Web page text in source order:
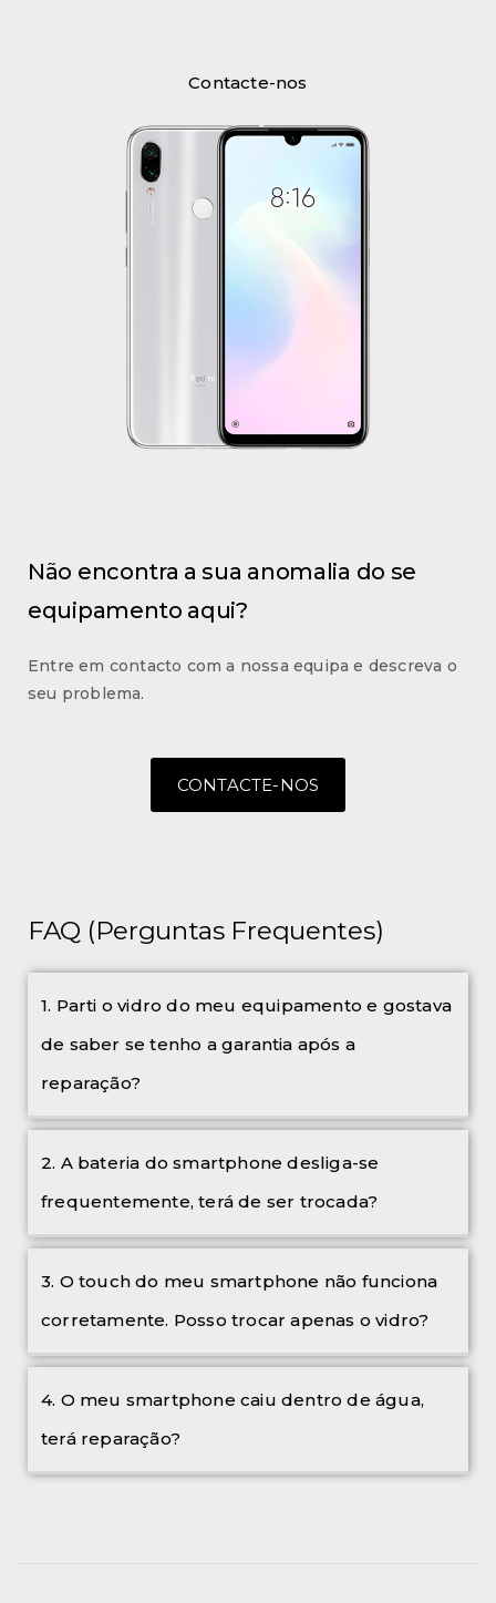
Contacte-nos
Não encontra a sua anomalia do se
equipamento aqui?
Entre em contacto com a nossa equipa e descreva o
seu problema.
CONTACTE-NOS
FAQ (Perguntas Frequentes)
1. Parti o vidro do meu equipamento e gostava
de saber se tenho a garantia após a
reparação?
2. A bateria do smartphone desliga-se
frequentemente, terá de ser trocada?
3. O touch do meu smartphone não funciona
corretamente. Posso trocar apenas o vidro?
4. O meu smartphone caiu dentro de água,
terá reparação?